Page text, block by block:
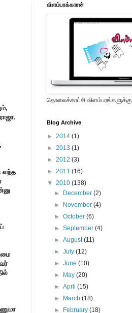
வந்த
விளம்பரக்காரன்
தொலைக்காட்சி விளம்பரங்களுக்கு
Blog Archive
► 2014 (1)
► 2013 (1)
► 2012 (3)
► 2011 (16)
▼ 2010 (138)
►
December(2)
►
November(4)
►October(6)
►September(4)
►August(11)
►July(12)
►June(10)
►
May(20)
►April(15)
►
March(18)
►
February(18)